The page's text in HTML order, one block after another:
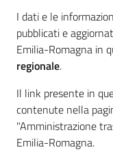
Leggi
Atti
Bandi
Piani
Programmi
Progetti
I dati e le
pubblicati e
Emilia-Romagna in
regionale.
Il link presente in
contenute nella
"Amministrazione
Emilia-Romagna.